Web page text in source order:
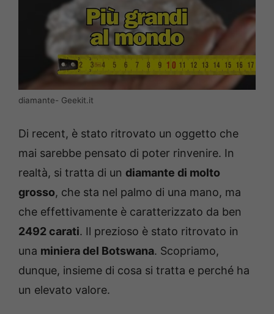
diamante- Geekit.it
Di recent, è stato ritrovato un oggetto che
mai sarebbe pensato di poter rinvenire. In
realtà, si tratta di un diamante di molto
grosso, che sta nel palmo di una mano, ma
che effettivamente è caratterizzato da ben
2492 carati. Il prezioso è stato ritrovato in
una miniera del Botswana. Scopriamo,
dunque, insieme di cosa si tratta e perché ha
un elevato valore.